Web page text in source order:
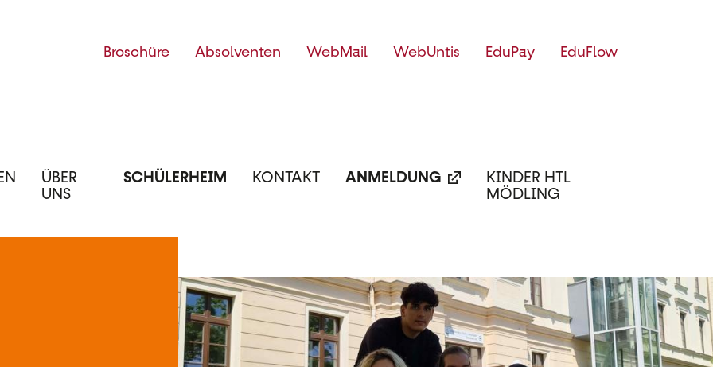
Top
Broschüre Absolventen WebMail WebUntis EduPay EduFlow
ÜBER
UNS
SCHÜLERHEIM KONTAKT ANMELDUNG
KINDER HTL
MÖDLING